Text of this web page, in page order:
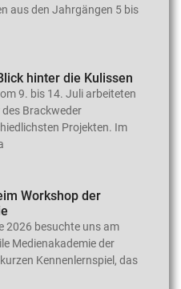
aus den Jahrgängen 5 bis
hinter die Kulissen
9. bis 14. Juli arbeiteten
Brackweder
Projekten. Im
Workshop der
2026 besuchte uns am
Medienakademie der
Kennenlernspiel, das